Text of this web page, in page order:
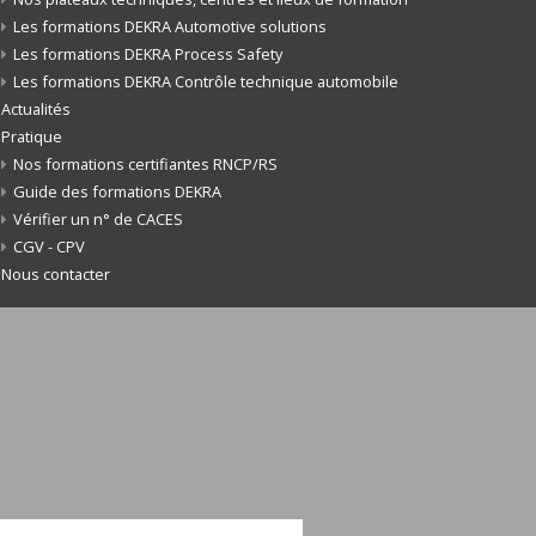
Les formations DEKRA Automotive solutions
Les formations DEKRA Process Safety
Les formations DEKRA Contrôle technique automobile
Actualités
Pratique
Nos formations certifiantes RNCP/RS
Guide des formations DEKRA
Vérifier un n° de CACES
CGV - CPV
Nous contacter